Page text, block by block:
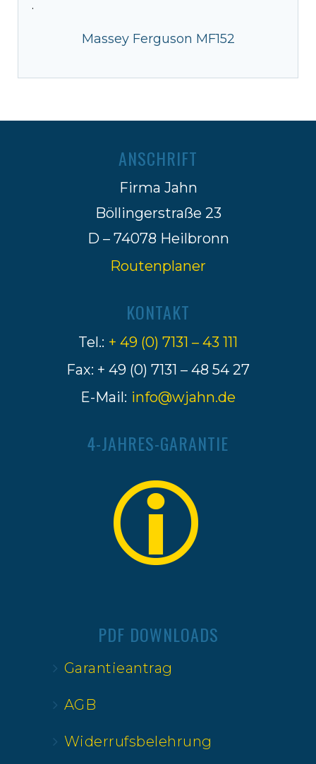
·
Massey Ferguson MF152
ANSCHRIFT
Firma Jahn
Böllingerstraße 23
D – 74078 Heilbronn
Routenplaner
KONTAKT
Tel.: + 49 (0) 7131 – 43 111
Fax: + 49 (0) 7131 – 48 54 27
E-Mail: info@wjahn.de
4-JAHRES-GARANTIE
PDF DOWNLOADS
Garantieantrag
AGB
Widerrufsbelehrung